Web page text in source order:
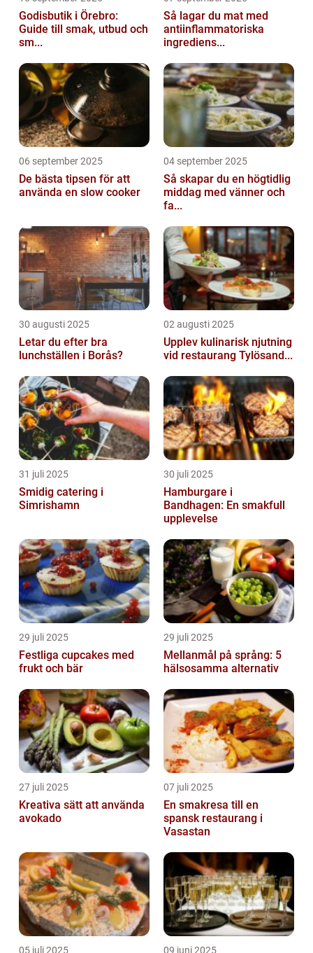
Godisbutik i Örebro:
Guide till smak, utbud och
sm...
Så lagar du mat med
antiinflammatoriska
ingrediens...
06 september 2025
De bästa tipsen för att
använda en slow cooker
04 september 2025
Så skapar du en högtidlig
middag med vänner och
fa...
30 augusti 2025
Letar du efter bra
lunchställen i Borås?
02 augusti 2025
Upplev kulinarisk njutning
vid restaurang Tylösand...
31 juli 2025
Smidig catering i
Simrishamn
30 juli 2025
Hamburgare i
Bandhagen: En smakfull
upplevelse
29 juli 2025
Festliga cupcakes med
frukt och bär
29 juli 2025
Mellanmål på språng: 5
hälsosamma alternativ
27 juli 2025
Kreativa sätt att använda
avokado
07 juli 2025
En smakresa till en
spansk restaurang i
Vasastan
05 juli 2025 09 juni 2025